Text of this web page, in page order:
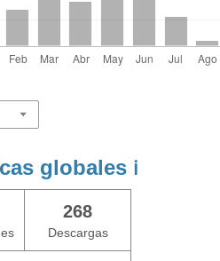
globales ℹ️
268
Descargas